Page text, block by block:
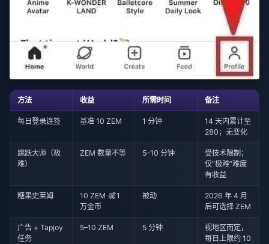
方法 收益 所需时间 备注
每日登录连签 基准 10 ZEM 1 分钟
14 天内累计至
280；无变化
跳跃大师（极
难）
ZEM 数量不等 5–10 分钟
受技术限制；
仅“极难”难度
有收益
糖果史莱姆 10 ZEM 或1
万金币
被动
2026 年 4 月
后可选择 ZEM
广告 + Tapjoy
任务
5–10 ZEM 5 分钟
视地区而定，
每日上限约 10